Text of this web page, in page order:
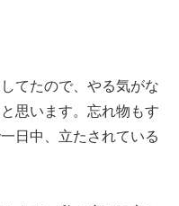
てたので、やる気がな
思います。忘れ物もす
日中、立たされている